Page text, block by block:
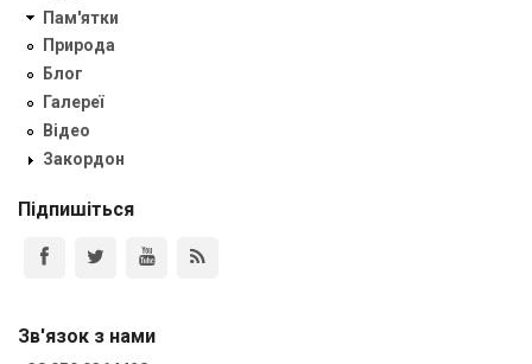
Пам'ятки
Природа
Блог
Галереї
Відео
Закордон
Підпишіться
Зв'язок з нами